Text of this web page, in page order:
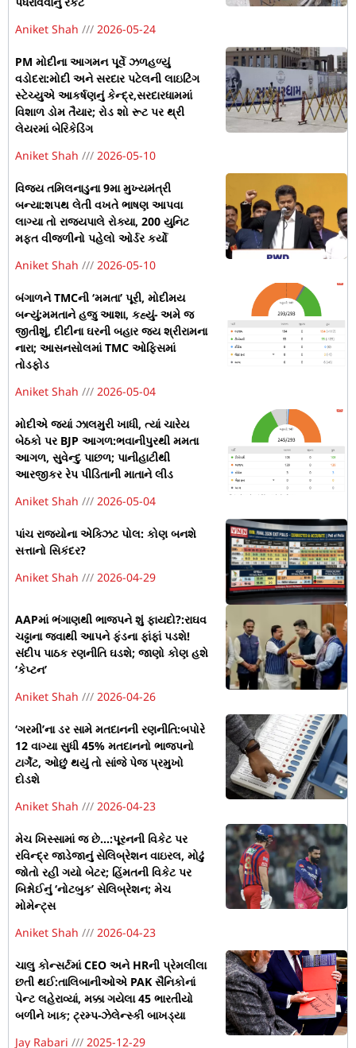
Aniket Shah
2026-05-24
PM મોદીના આગમન પૂર્વે ઝળહળ્યું
વડોદરા:મોદી અને સરદાર પટેલની લાઇટિંગ
સ્ટેચ્યુએ આકર્ષણનું કેન્દ્ર,સરદારધામમાં
વિશાળ ડોમ તૈયાર; રોડ શો રૂટ પર થ્રી
લેયરમાં બેરિકેડિંગ
Aniket Shah
2026-05-10
વિજય તમિલનાડુના 9મા મુખ્યમંત્રી
બન્યા:શપથ લેતી વખતે ભાષણ આપવા
લાગ્યા તો રાજ્યપાલે રોક્યા, 200 યુનિટ
મફત વીજળીનો પહેલો ઓર્ડર કર્યો
Aniket Shah
2026-05-10
બંગાળને TMCની ‘મમતા’ પૂરી, મોદીમય
બન્યું:મમતાને હજુ આશા, કહ્યું- અમે જ
જીતીશું, દીદીના ઘરની બહાર જય શ્રીરામના
નારા; આસનસોલમાં TMC ઓફિસમાં
તોડફોડ
Aniket Shah
2026-05-04
મોદીએ જ્યાં ઝાલમુરી ખાધી, ત્યાં ચારેય
બેઠકો પર BJP આગળ:ભવાનીપુરથી મમતા
આગળ, સુવેન્દુ પાછળ; પાનીહાટીથી
આરજીકર રેપ પીડિતાની માતાને લીડ
Aniket Shah
2026-05-04
પાંચ રાજ્યોના એક્ઝિટ પોલ: કોણ બનશે
સત્તાનો સિકંદર?
Aniket Shah
2026-04-29
AAPમાં ભંગાણથી ભાજપને શું ફાયદો?:રાઘવ
ચઢ્ઢાના જવાથી આપને ફંડના ફાંફાં પડશે!
સંદીપ પાઠક રણનીતિ ઘડશે; જાણો કોણ હશે
‘કેપ્ટન’
Aniket Shah
2026-04-26
‘ગરમી’ના ડર સામે મતદાનની રણનીતિ:બપોરે
12 વાગ્યા સુધી 45% મતદાનનો ભાજપનો
ટાર્ગેટ, ઓછું થયું તો સાંજે પેજ પ્રમુખો
દોડશે
Aniket Shah
2026-04-23
મેચ ખિસ્સામાં જ છે…:પૂરનની વિકેટ પર
રવિન્દ્ર જાડેજાનું સેલિબ્રેશન વાઇરલ, મોઢું
જોતો રહી ગયો બેટર; હિંમતની વિકેટ પર
બિશ્નોઈનું ‘નોટબુક’ સેલિબ્રેશન; મેચ
મોમેન્ટ્સ
Aniket Shah
2026-04-23
ચાલુ કોન્સર્ટમાં CEO અને HRની પ્રેમલીલા
છતી થઈ:તાલિબાનીઓએ PAK સૈનિકોનાં
પેન્ટ લહેરાવ્યાં, મક્કા ગયેલા 45 ભારતીયો
બળીને ખાક; ટ્રમ્પ-ઝેલેન્સ્કી બાખડ્યા
Jay Rabari
2025-12-29